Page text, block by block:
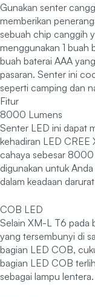
Gunakan senter
memberikan
sebuah chip canggih
menggunakan 1
buah baterai AAA
pasaran. Senter ini
seperti camping dan
Fitur
8000 Lumens
Senter LED ini dapat
kehadiran LED CREE
cahaya sebesar
digunakan untuk
dalam keadaan
COB LED
Selain XM-L T6 pada
yang tersembunyi di
bagian LED COB,
bagian LED COB
sebagai lampu lentera.